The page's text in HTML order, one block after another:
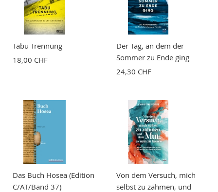
Bewertung
Tabu Trennung
18,00 CHF
Der Tag, an dem der
Sommer zu Ende ging
24,30 CHF
Das Buch Hosea (Edition
C/AT/Band 37)
Von dem Versuch, mich
selbst zu zähmen, und